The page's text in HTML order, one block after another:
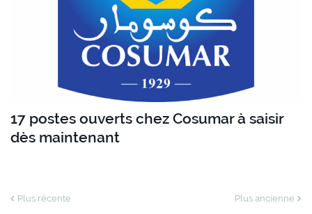
17 postes ouverts chez Cosumar à saisir
dès maintenant
Plus récente Plus ancienne